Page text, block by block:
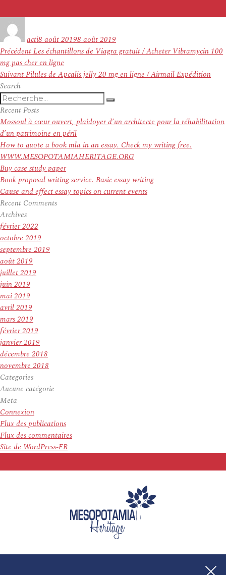
actile
8 août 20198 août 2019
Navigation
de
l’article
PrécédentArticle
précédent :
Les échantillons de Viagra gratuit / Acheter Vibramycin 100
mg pas cher en ligne
SuivantArticle
Pilules de Apcalis jelly 20 mg en ligne / Airmail Expédition
Search
Recherche
pour
:
Recherche
Recent Posts
Mossoul à cœur ouvert, plaidoyer d’un architecte pour la réhabilitation
d’un patrimoine en péril
How to quote a book mla in an essay. Check my writing free.
WWW.MESOPOTAMIAHERITAGE.ORG
Buy case study paper
Book proposal writing service. Basic essay writing
Cause and effect essay topics on current events
Recent Comments
Archives
février 2022
octobre 2019
septembre 2019
août 2019
juillet 2019
juin 2019
mai 2019
avril 2019
mars 2019
février 2019
janvier 2019
décembre 2018
novembre 2018
Categories
Aucune catégorie
Meta
Connexion
Flux des publications
Flux des commentaires
Site de WordPress-FR